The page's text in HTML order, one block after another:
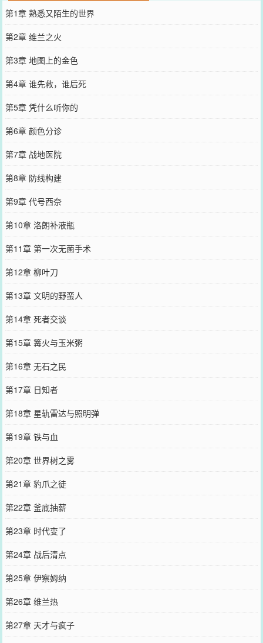
第1章 熟悉又陌生的世界
第2章 维兰之火
第3章 地图上的金色
第4章 谁先救，谁后死
第5章 凭什么听你的
第6章 颜色分诊
第7章 战地医院
第8章 防线构建
第9章 代号西奈
第10章 洛朗补液瓶
第11章 第一次无菌手术
第12章 柳叶刀
第13章 文明的野蛮人
第14章 死者交谈
第15章 篝火与玉米粥
第16章 无石之民
第17章 日知者
第18章 星轨雷达与照明弹
第19章 铁与血
第20章 世界树之雾
第21章 豹爪之徒
第22章 釜底抽薪
第23章 时代变了
第24章 战后清点
第25章 伊察姆纳
第26章 维兰热
第27章 天才与疯子